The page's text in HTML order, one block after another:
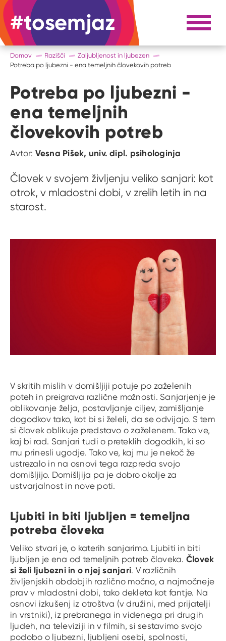
#tosemjaz #to sem jaz Razpri
Domov Razišči
Zaljubljenost in ljubezen
Potreba po ljubezni - ena temeljnih človekovih potreb
Potreba po ljubezni -
ena temeljnih
človekovih potreb
Avtor: Vesna Pišek, univ. dipl. psihologinja
Človek v svojem življenju veliko sanjari: kot
otrok, v mladostni dobi, v zrelih letih in na
starost.
V skritih mislih v domišljiji potuje po zaželenih
poteh in preigrava različne možnosti. Sanjarjenje je
oblikovanje želja, postavljanje ciljev, zamišljanje
dogodkov tako, kot bi si želeli, da se odvijajo. S tem
si človek oblikuje predstavo o zaželenem. Tako ve,
kaj bi rad. Sanjari tudi o preteklih dogodkih, ki so
mu prinesli ugodje. Tako ve, kaj mu je nekoč že
ustrezalo in na osnovi tega razpreda svojo
domišljijo. Domišljija pa je dobro okolje za
ustvarjalnost in nove poti.
Ljubiti in biti ljubljen = temeljna
potreba človeka
Veliko stvari je, o katerih sanjarimo. Ljubiti in biti
ljubljen je ena od temeljnih potreb človeka. Človek
si želi ljubezni in o njej sanjari. V različnih
življenjskih obdobjih različno močno, a najmočneje
prav v mladostni dobi, tako dekleta kot fantje. Na
osnovi izkušenj iz otroštva (v družini, med prijatelji
in vrstniki), iz prebranega in videnega pri drugih
ljudeh, na televiziji in v filmih, si sestavimo svojo
podobo o ljubezni, ljubljeni osebi, spolnosti,